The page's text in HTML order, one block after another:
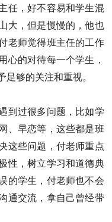
任，好不容易和学生混
大，但是慢慢的，他也
老师觉得班主任的工作
心的对待每一个学生，
够的关注和重视。
过很多问题，比如学
、早恋等，这些都是班
这些问题，付老师重点
性，树立学习和道德典
的学生，付老师也不会
通交流，拿自己曾经带